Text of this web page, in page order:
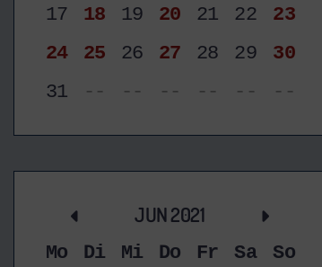
17
18 19 20 21 22
23
24
25 26 27 28 29
30
31
-- -- -- -- -- --
JUN 2021
Mo Di Mi Do Fr Sa
So